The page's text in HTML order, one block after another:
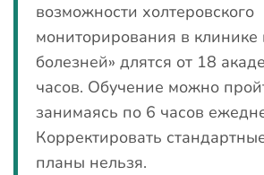
возможности холтеровского
мониторирования в клинике
болезней» длятся от 18
часов. Обучение можно
занимаясь по 6 часов
Корректировать
планы нельзя.